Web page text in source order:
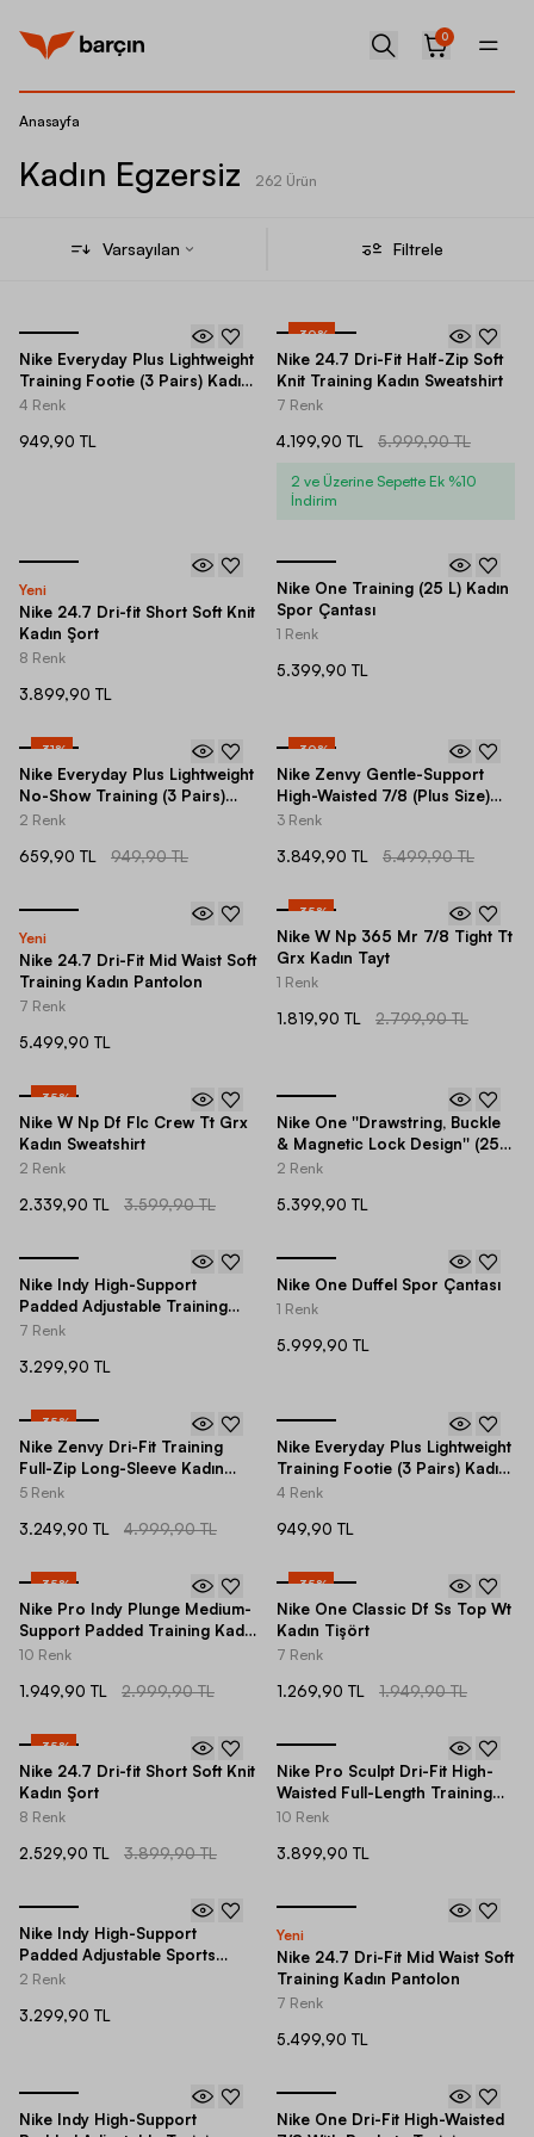
0
Anasayfa
Kadın Egzersiz 262 Ürün
Varsayılan Filtrele
Nike Everyday Plus Lightweight
Training Footie (3 Pairs) Kadın
Çorap
4 Renk
949,90 TL
-30%
Nike 24.7 Dri-Fit Half-Zip Soft
Knit Training Kadın Sweatshirt
7 Renk
4.199,90 TL 5.999,90 TL
2 ve Üzerine Sepette Ek %10
İndirim
Yeni
Nike 24.7 Dri-fit Short Soft Knit
Kadın Şort
8 Renk
3.899,90 TL
Nike One Training (25 L) Kadın
Spor Çantası
1 Renk
5.399,90 TL
-31%
Nike Everyday Plus Lightweight
No-Show Training (3 Pairs)
Kadın Çorap
2 Renk
659,90 TL 949,90 TL
-30%
Nike Zenvy Gentle-Support
High-Waisted 7/8 (Plus Size)
Kadın Tayt
3 Renk
3.849,90 TL 5.499,90 TL
Yeni
Nike 24.7 Dri-Fit Mid Waist Soft
Training Kadın Pantolon
7 Renk
5.499,90 TL
-35%
Nike W Np 365 Mr 7/8 Tight Tt
Grx Kadın Tayt
1 Renk
1.819,90 TL 2.799,90 TL
-35%
Nike W Np Df Flc Crew Tt Grx
Kadın Sweatshirt
2 Renk
2.339,90 TL 3.599,90 TL
Nike One ''Drawstring, Buckle
& Magnetic Lock Design'' (25
L) Training Kadın Sırt Çantası
2 Renk
5.399,90 TL
Nike Indy High-Support
Padded Adjustable Training
Kadın Bra
7 Renk
3.299,90 TL
Nike One Duffel Spor Çantası
1 Renk
5.999,90 TL
-35%
Nike Zenvy Dri-Fit Training
Full-Zip Long-Sleeve Kadın
Ceket
5 Renk
3.249,90 TL 4.999,90 TL
Nike Everyday Plus Lightweight
Training Footie (3 Pairs) Kadın
Çorap
4 Renk
949,90 TL
-35%
Nike Pro Indy Plunge Medium-
Support Padded Training Kadın
Bra
10 Renk
1.949,90 TL 2.999,90 TL
-35%
Nike One Classic Df Ss Top Wt
Kadın Tişört
7 Renk
1.269,90 TL 1.949,90 TL
-35%
Nike 24.7 Dri-fit Short Soft Knit
Kadın Şort
8 Renk
2.529,90 TL 3.899,90 TL
Nike Pro Sculpt Dri-Fit High-
Waisted Full-Length Training
Kadın Tayt
10 Renk
3.899,90 TL
Nike Indy High-Support
Padded Adjustable Sports
Training (Plus Size) Kadın Bra
2 Renk
3.299,90 TL
Yeni
Nike 24.7 Dri-Fit Mid Waist Soft
Training Kadın Pantolon
7 Renk
5.499,90 TL
Nike Indy High-Support
Nike One Dri-Fit High-Waisted